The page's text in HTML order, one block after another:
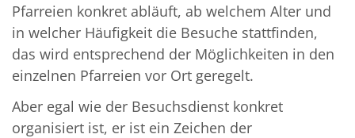
Pfarreien konkret abläuft, ab welchem Alter und
in welcher Häufigkeit die Besuche stattfinden,
das wird entsprechend der Möglichkeiten in den
einzelnen Pfarreien vor Ort geregelt.
Aber egal wie der Besuchsdienst konkret
organisiert ist, er ist ein Zeichen der